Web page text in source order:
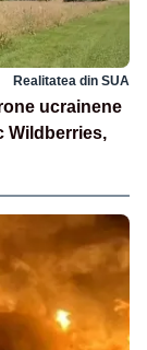
Realitatea din SUA
ucrainene
Wildberries,